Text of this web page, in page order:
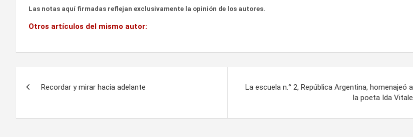
Las notas aquí firmadas reflejan exclusivamente la opinión de los autores.
Otros artículos del mismo autor:
entradas
Recordar y mirar hacia adelante
La escuela n.° 2, República Argentina, homenajeó a
la poeta Ida Vitale